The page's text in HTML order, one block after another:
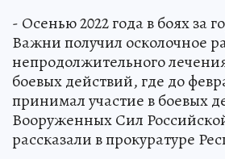
- Осенью 2022 года в боях за
Важни получил осколочное
непродолжительного
боевых действий, где до
принимал участие в боевых
Вооруженных Сил
рассказали в прокуратуре